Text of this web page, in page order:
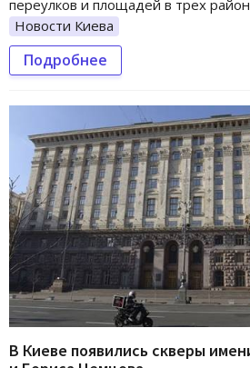
переулков и площадей в трех
Новости Киева
Подробнее
В Киеве появились скверы